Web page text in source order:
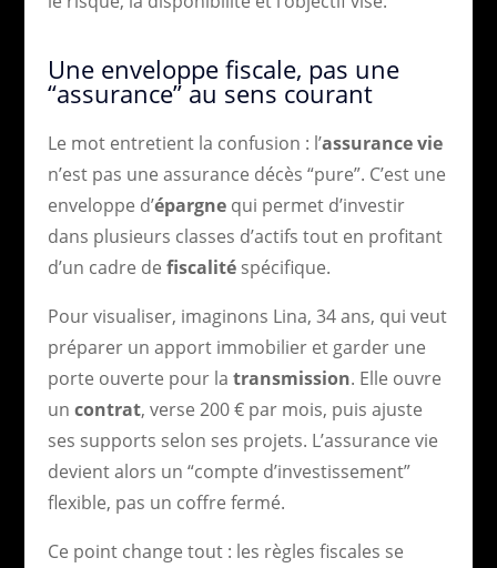
Une enveloppe fiscale, pas une
“assurance” au sens courant
Le mot entretient la confusion : l’assurance vie
n’est pas une assurance décès “pure”. C’est une
enveloppe d’épargnequi permet d’investir
dans plusieurs classes d’actifs tout en profitant
d’un cadre de fiscalitéspécifique.
Pour visualiser, imaginons Lina, 34 ans, qui veut
préparer un apport immobilier et garder une
porte ouverte pour la transmission. Elle ouvre
un contrat, verse 200 € par mois, puis ajuste
ses supports selon ses projets. L’assurance vie
devient alors un “compte d’investissement”
flexible, pas un coffre fermé.
Ce point change tout : les règles fiscales se